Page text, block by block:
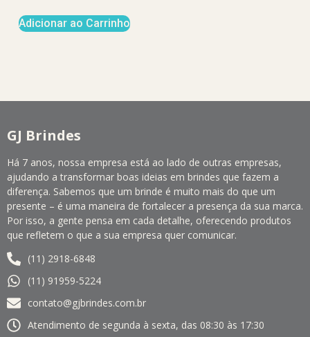
Adicionar ao Carrinho
GJ Brindes
Há 7 anos, nossa empresa está ao lado de outras empresas,
ajudando a transformar boas ideias em brindes que fazem a
diferença. Sabemos que um brinde é muito mais do que um
presente – é uma maneira de fortalecer a presença da sua marca.
Por isso, a gente pensa em cada detalhe, oferecendo produtos
que refletem o que a sua empresa quer comunicar.
(11) 2918-6848
(11) 91959-5224
contato@gjbrindes.com.br
Atendimento de segunda à sexta, das 08:30 às 17:30